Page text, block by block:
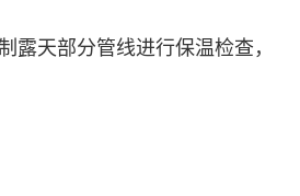
露天部分管线进行保温检查，